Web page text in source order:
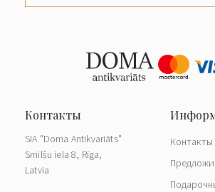
SIA "Doma Antikvariāts"
Smilšu iela 8, Rīga,
Latvia
Контакты